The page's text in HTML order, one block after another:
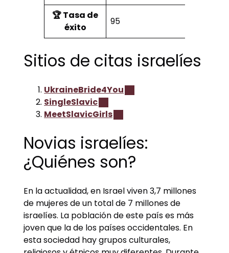
🏆 Tasa de
éxito
95
Sitios de citas israelíes
UkraineBride4You
SingleSlavic
MeetSlavicGirls
Novias israelíes:
¿Quiénes son?
En la actualidad, en Israel viven 3,7 millones
de mujeres de un total de 7 millones de
israelíes. La población de este país es más
joven que la de los países occidentales. En
esta sociedad hay grupos culturales,